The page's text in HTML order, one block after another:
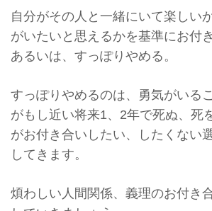
自分がその人と一緒にいて楽しいか
がいたいと思えるかを基準にお付
あるいは、すっぽりやめる。
すっぽりやめるのは、勇気がいる
がもし近い将来1、2年で死ぬ、死
がお付き合いしたい、
したくない
してきます。
煩わしい人間関係、 義理のお付き